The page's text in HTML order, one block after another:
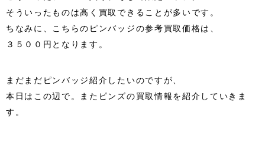
そういったものは高く買取できることが多いです。
ちなみに、こちらのピンバッジの参考買取価格は、
３５００円となります。
まだまだピンバッジ紹介したいのですが、
本日はこの辺で。またピンズの買取情報を紹介していきま
す。